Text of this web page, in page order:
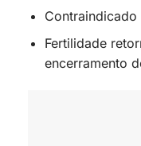
Contraindicado
Fertilidade
encerramento